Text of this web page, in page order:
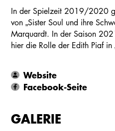
In der Spielzeit 2019/2020
von „Sister Soul und ihre
Marquardt. In der Saison
hier die Rolle der Edith Piaf in
Website
Facebook-Seite
GALERIE